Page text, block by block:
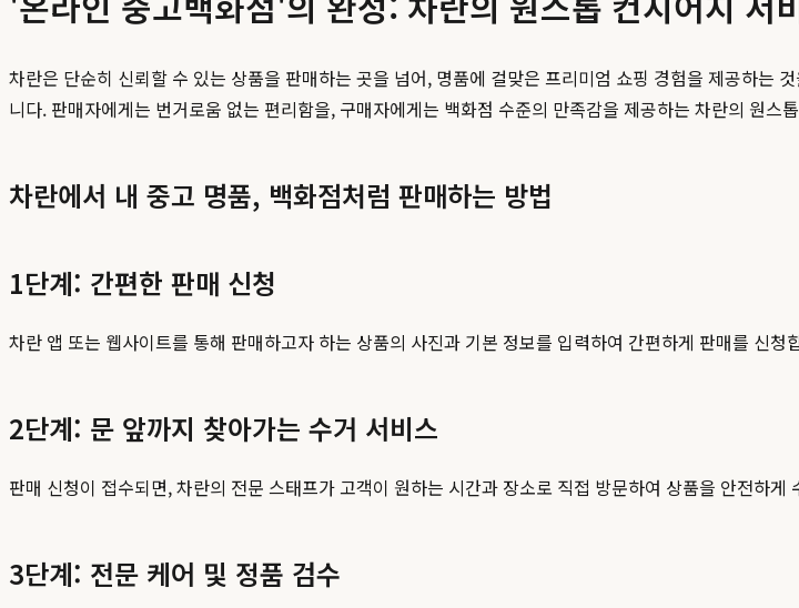
차란은 단순히 신뢰할 수 있는 상품을 판매하는 곳을 넘어, 명품에 걸맞은 프리미엄 쇼핑 경험을 제공하는
니다. 판매자에게는 번거로움 없는 편리함을, 구매자에게는 백화점 수준의 만족감을 제공하는 차란의 원스
차란에서 내 중고 명품, 백화점처럼 판매하는 방법
1단계: 간편한 판매 신청
차란 앱 또는 웹사이트를 통해 판매하고자 하는 상품의 사진과 기본 정보를 입력하여 간편하게 판매를 신
2단계: 문 앞까지 찾아가는 수거 서비스
판매 신청이 접수되면, 차란의 전문 스태프가 고객이 원하는 시간과 장소로 직접 방문하여 상품을 안전하
3단계: 전문 케어 및 정품 검수